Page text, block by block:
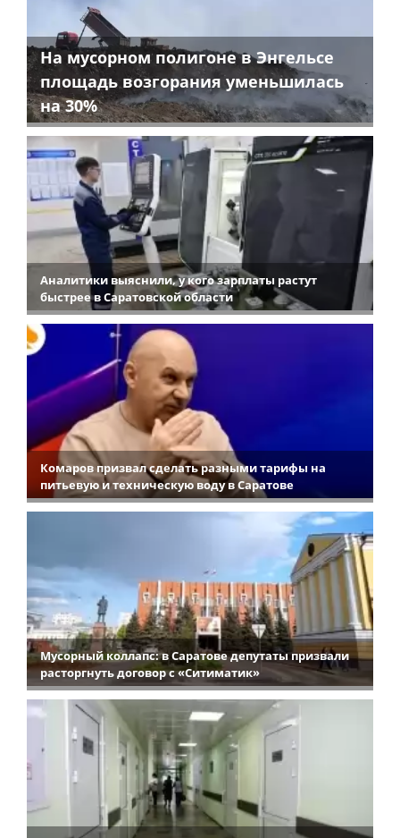
На мусорном полигоне в Энгельсе
площадь возгорания уменьшилась
на 30%
Аналитики выяснили, у кого зарплаты растут
быстрее в Саратовской области
Комаров призвал сделать разными тарифы на
питьевую и техническую воду в Саратове
Мусорный коллапс: в Саратове депутаты призвали
расторгнуть договор с «Ситиматик»